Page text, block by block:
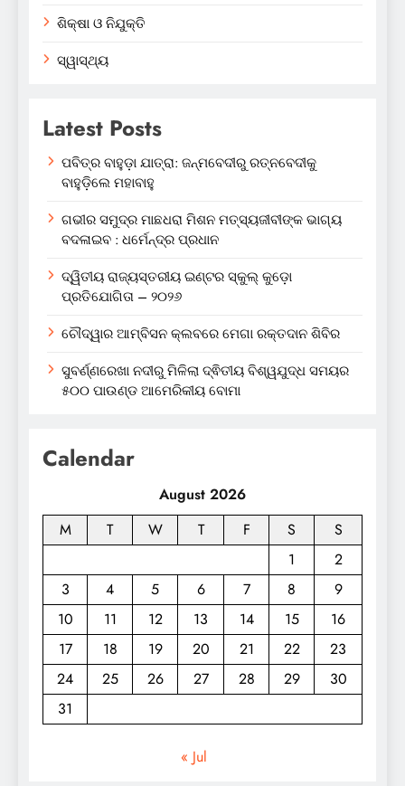
ଶିକ୍ଷା ଓ ନିଯୁକ୍ତି
ସ୍ୱାସ୍ଥ୍ୟ
Latest Posts
ପବିତ୍ର ବାହୁଡ଼ା ଯାତ୍ରା: ଜନ୍ମବେଦୀରୁ ରତ୍ନବେଦୀକୁ
ବାହୁଡ଼ିଲେ ମହାବାହୁ
ଗଭୀର ସମୁଦ୍ର ମାଛଧରା ମିଶନ ମତ୍ସ୍ୟଜୀବୀଙ୍କ ଭାଗ୍ୟ
ବଦଳାଇବ : ଧର୍ମେନ୍ଦ୍ର ପ୍ରଧାନ
ଦ୍ୱିତୀୟ ରାଜ୍ୟସ୍ତରୀୟ ଇଣ୍ଟର ସ୍କୁଲ୍ କୁଡ଼ୋ
ପ୍ରତିଯୋଗିତା – ୨୦୨୬
ଚୌଦ୍ୱାର ଆମ୍ବିସନ କ୍ଲବରେ ମେଗା ରକ୍ତଦାନ ଶିବିର
ସୁବର୍ଣ୍ଣରେଖା ନଦୀରୁ ମିଳିଲା ଦ୍ଵିତୀୟ ବିଶ୍ୱଯୁଦ୍ଧ ସମୟର
୫୦୦ ପାଉଣ୍ଡ ଆମେରିକୀୟ ବୋମା
Calendar
August 2026
M
T W T F S
S
1
2
3
4 5 6 7 8
9
10
11 12 13 14 15
16
17
18 19 20 21 22
23
24
25 26 27 28 29
30
31
« Jul